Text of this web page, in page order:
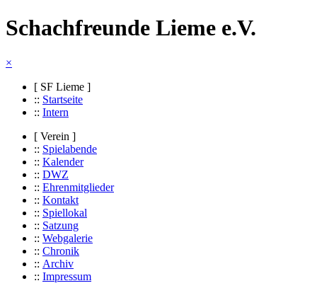
Schachfreunde Lieme e.V.
×
[ SF Lieme ]
:: Startseite
:: Intern
[ Verein ]
:: Spielabende
:: Kalender
:: DWZ
:: Ehrenmitglieder
:: Kontakt
:: Spiellokal
:: Satzung
:: Webgalerie
:: Chronik
:: Archiv
:: Impressum